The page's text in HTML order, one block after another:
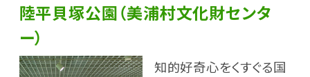
陸平貝塚公園（美浦村文化財センタ
ー）
知的好奇心をくすぐる国